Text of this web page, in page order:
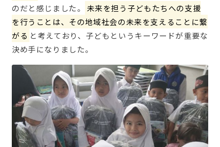
のだと感じました。
未来を担う子どもたちへの支援
を行うことは、その地域社会の未来を支えることに繋
がる と考えており、子どもというキーワードが重要な
決め手になりました。